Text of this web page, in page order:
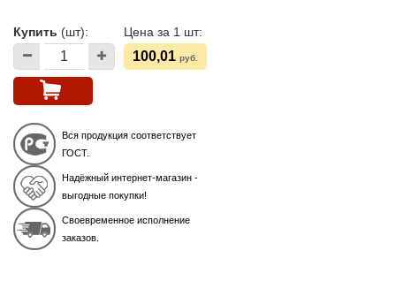
Купить (шт): Цена за 1 шт:
100,01 руб.
Вся продукция соответствует
ГОСТ.
Надёжный интернет-магазин -
выгодные покупки!
Своевременное исполнение
заказов.